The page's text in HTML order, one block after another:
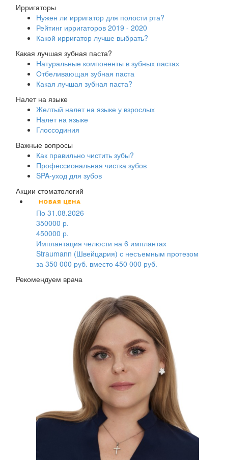
Ирригаторы
Нужен ли ирригатор для полости рта?
Рейтинг ирригаторов 2019 - 2020
Какой ирригатор лучше выбрать?
Какая лучшая зубная паста?
Натуральные компоненты в зубных пастах
Отбеливающая зубная паста
Какая лучшая зубная паста?
Налет на языке
Желтый налет на языке у взрослых
Налет на языке
Глоссодиния
Важные вопросы
Как правильно чистить зубы?
Профессиональная чистка зубов
SPA-уход для зубов
Акции стоматологий
По 31.08.2026
350000 р.
450000 р.
Имплантация челюсти на 6 имплантах
Straumann (Швейцария) с несъемным протезом
за 350 000 руб. вместо 450 000 руб.
Рекомендуем врача